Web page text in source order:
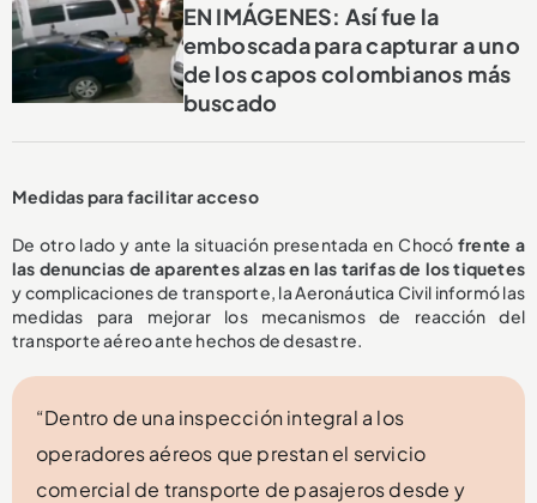
EN IMÁGENES: Así fue la
emboscada para capturar a uno
de los capos colombianos más
buscado
Medidas para facilitar acceso
De otro lado y ante la situación presentada en Chocó frente a
las denuncias de aparentes alzas en las tarifas de los tiquetes
y complicaciones de transporte, la Aeronáutica Civil informó las
medidas para mejorar los mecanismos de reacción del
transporte aéreo ante hechos de desastre.
“Dentro de una inspección integral a los
operadores aéreos que prestan el servicio
comercial de transporte de pasajeros desde y